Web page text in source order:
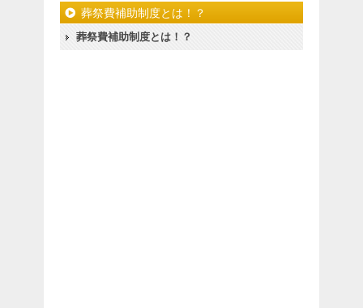
葬祭費補助制度とは！？
葬祭費補助制度とは！？